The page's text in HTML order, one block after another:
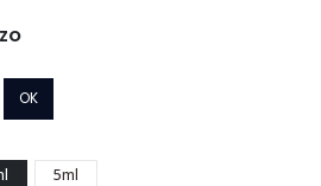
R$197,00
5ml